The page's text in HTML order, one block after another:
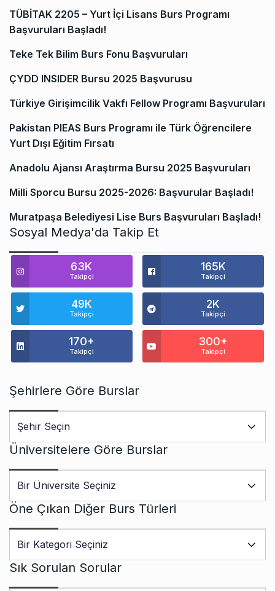
TÜBİTAK 2205 – Yurt İçi Lisans Burs Programı
Başvuruları Başladı!
Teke Tek Bilim Burs Fonu Başvuruları
ÇYDD INSIDER Bursu 2025 Başvurusu
Türkiye Girişimcilik Vakfı Fellow Programı Başvuruları
Pakistan PIEAS Burs Programı ile Türk Öğrencilere
Yurt Dışı Eğitim Fırsatı
Anadolu Ajansı Araştırma Bursu 2025 Başvuruları
Milli Sporcu Bursu 2025-2026: Başvurular Başladı!
Muratpaşa Belediyesi Lise Burs Başvuruları Başladı!
Sosyal Medya'da Takip Et
63K
Takipçi
165K
Takipçi
49K
Takipçi
2K
Takipçi
170+
Takipçi
300+
Takipçi
Şehirlere Göre Burslar
Üniversitelere Göre Burslar
Öne Çıkan Diğer Burs Türleri
Sık Sorulan Sorular